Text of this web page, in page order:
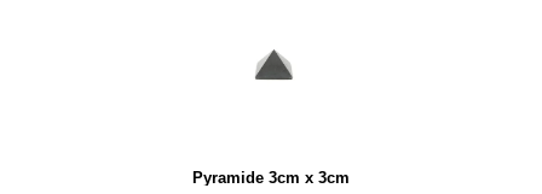
Pyramide 3cm x 3cm